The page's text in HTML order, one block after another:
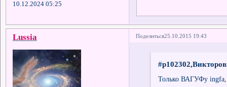
10.12.2024 05:25
Поделиться25.10.2015 19:43
Lussia
Только ВАГУФу ingfa,